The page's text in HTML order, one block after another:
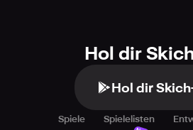
Hol dir
Hol dir
Spiele Spielelisten